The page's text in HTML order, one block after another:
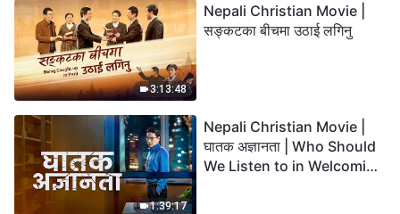
3:13:48
Nepali Christian Movie |
सङ्कटका बीचमा उठाई लगिनु
1:39:17
Nepali Christian Movie |
घातक अज्ञानता | Who Should
We Listen to in Welcoming